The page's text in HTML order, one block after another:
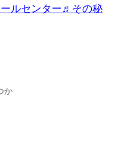
ルセンター♬その秘
か